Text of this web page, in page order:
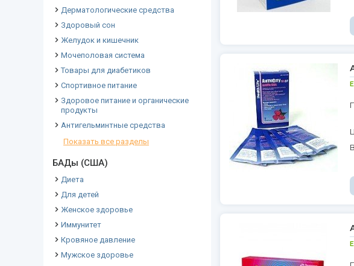
Дерматологические средства
Здоровый сон
Желудок и кишечник
Мочеполовая система
Товары для диабетиков
Спортивное питание
Здоровое питание и органические
продукты
Антигельминтные средства
Показать все разделы
БАДы (США)
Диета
Для детей
Женское здоровье
Иммунитет
Кровяное давление
Мужское здоровье